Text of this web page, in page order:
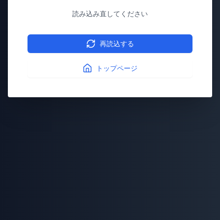
読み込み直してください
再読込する
トップページ